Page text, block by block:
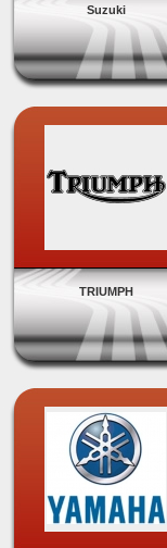
Suzuki
TRIUMPH